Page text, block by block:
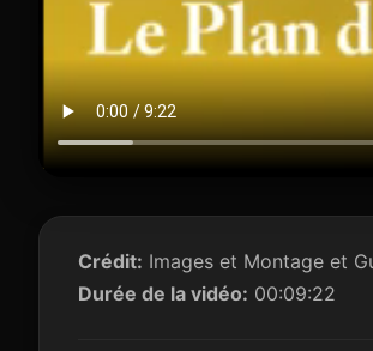
Crédit: Images et Montage et
Durée de la vidéo: 00:09:22